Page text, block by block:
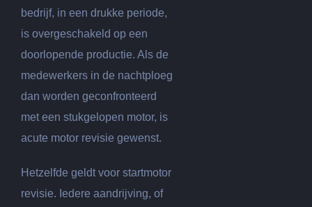
bedrijf, in een drukke periode,
is overgeschakeld op een
doorlopende productie. Als de
medewerkers in de nachtploeg
dan worden geconfronteerd
met een stukgelopen motor, is
acute motor revisie gewenst.
Hetzelfde geldt voor startmotor
revisie. Iedere aandrijving, of